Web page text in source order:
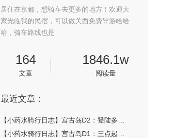
居住在京都，想骑车去更多的地方！欢迎大
家光临我的民宿，可以做关西免费导游哈哈
哈，骑车路线也是
164
文章
1846.1w
阅读量
最近文章：